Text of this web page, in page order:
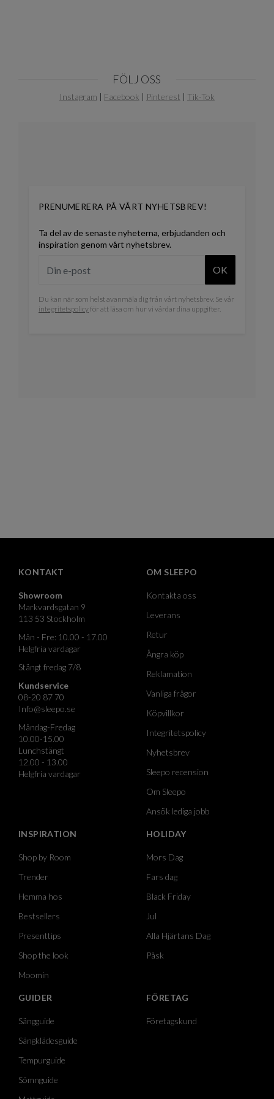
FÖLJ OSS
Instagram | Facebook | Pinterest | Tik-Tok
PRENUMERERA PÅ VÅRT NYHETSBREV!
Ta del av de senaste nyheterna, erbjudanden och
inspiration genom vårt nyhetsbrev.
OK
Du kan när som helst avanmäla dig från vårt nyhetsbrev. Se vår
integritetspolicyför att läsa om hur vi vårdar dina uppgifter.
KONTAKT
Showroom
Markvardsgatan 9
113 53 Stockholm
Mån - Fre: 10.00 - 17.00
Helgfria vardagar
Stängt fredag 7/8
Kundservice
08-20 87 70
Info@sleepo.se
Måndag-Fredag
10.00-15.00
Lunchstängt
12.00 - 13.00
Helgfria vardagar
OM SLEEPO
Kontakta oss
Leverans
Retur
Ångra köp
Reklamation
Vanliga frågor
Köpvillkor
Integritetspolicy
Nyhetsbrev
Sleepo recension
Om Sleepo
Ansök lediga jobb
INSPIRATION
Shop by Room
Trender
Hemma hos
Bestsellers
Presenttips
Shop the look
Moomin
HOLIDAY
Mors Dag
Fars dag
Black Friday
Jul
Alla Hjärtans Dag
Påsk
GUIDER
Sängguide
Sängklädesguide
Tempurguide
Sömnguide
FÖRETAG
Företagskund